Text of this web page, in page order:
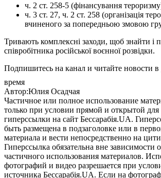
ч. 2 ст. 258-5 (фінансування
ч. 3 ст. 27, ч. 2 ст. 258 (організація
вчиненого за попередньою змовою
Тривають комплексні заходи, щоб знайти і
співробітника російської воєнної розвідки.
Подпишитесь на канал и читайте новости в
время
Автор:Юлия Осадчая
Частичное или полное использование
только при условии прямой и открытой
гиперссылки на сайт Бессарабія.UA.
быть размещена в подзаголовке или в
материала и вести непосредственно на
Гиперссылка обязательна вне зависимости
частичного использования материалов.
фотографий и видео разрешается при
источника Бессарабія.UA. Если на